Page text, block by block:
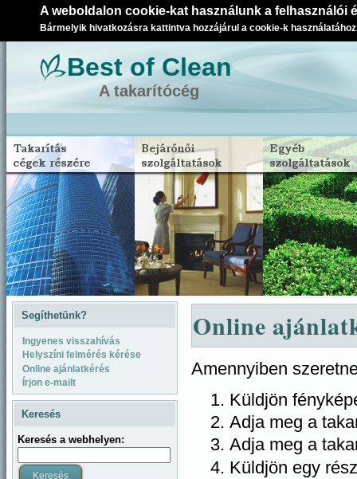
A weboldalon cookie-kat használunk a felhasználói
Bármelyik hivatkozásra kattintva hozzájárul a cookie-k
Best of Clean
A takarítócég
Segíthetünk?
Ingyenes visszahívás
Helyszíni felmérés kérése
Online ajánlatkérés
Írjon e-mailt
Keresés
Keresés a webhelyen:
Online
Amennyiben
Küldjön
Adja meg a
Adja meg a
Küldjön egy